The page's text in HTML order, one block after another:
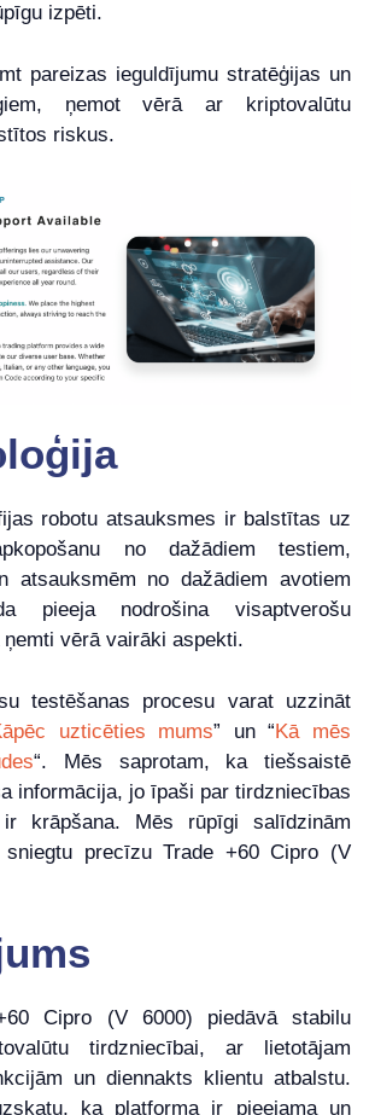
izpēti.
pareizas ieguldījumu stratēģijas un
ņemot vērā ar kriptovalūtu
riskus.
robotu atsauksmes ir balstītas uz
no dažādiem testiem,
atsauksmēm no dažādiem avotiem
pieeja nodrošina visaptverošu
vērā vairāki aspekti.
testēšanas procesu varat uzzināt
uzticēties mums” un “Kā mēs
“. Mēs saprotam, ka tiešsaistē
informācija, jo īpaši par tirdzniecības
krāpšana. Mēs rūpīgi salīdzinām
sniegtu precīzu Trade +60 Cipro (V
Cipro (V 6000) piedāvā stabilu
tirdzniecībai, ar lietotājam
un diennakts klientu atbalstu.
ka platforma ir pieejama un